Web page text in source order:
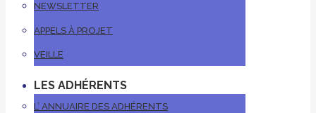
NEWSLETTER
APPELS À PROJET
VEILLE
LES ADHÉRENTS
L’ ANNUAIRE DES ADHÉRENTS